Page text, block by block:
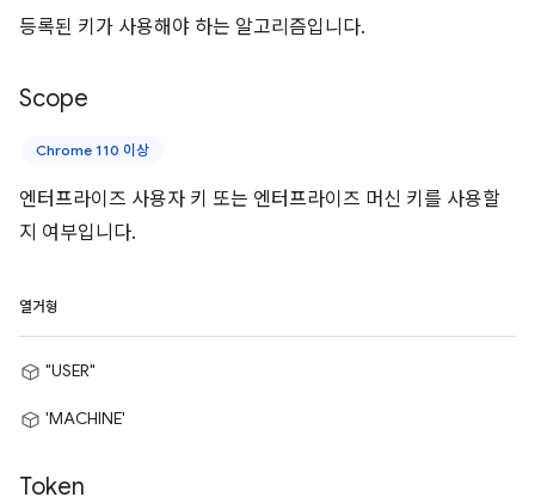
등록된 키가 사용해야 하는 알고리즘입니다.
Scope
Chrome 110 이상
엔터프라이즈 사용자 키 또는 엔터프라이즈 머신 키를 사용할
지 여부입니다.
열거형
"USER"
'MACHINE'
Token